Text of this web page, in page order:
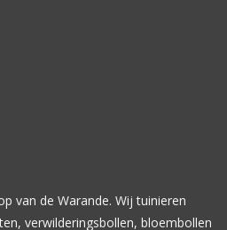
van de Warande. Wij tuinieren
verwilderingsbollen, bloembollen